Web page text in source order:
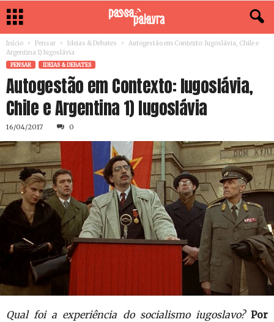
Início Pensar Ideias & Debates
Autogestão em Contexto: Iugoslávia, Chile e
Argentina 1) Iugoslávia
PENSAR IDEIAS & DEBATES
Autogestão em Contexto: Iugoslávia,
Chile e Argentina 1) Iugoslávia
16/04/2017 0
Qual foi a experiência do socialismo iugoslavo? Por